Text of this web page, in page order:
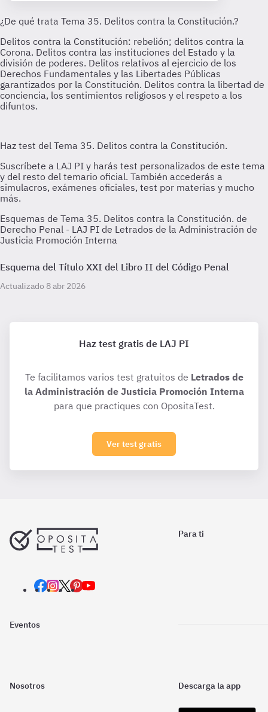
Esquemas de Tema 35. Delitos contra la Constitución. de
Derecho Penal - LAJ PI de Letrados de la Administración de
Justicia Promoción Interna
Esquema del Título XXI del Libro II del Código Penal
Actualizado 8 abr 2026
Haz test gratis de LAJ PI
Te facilitamos varios test gratuitos de Letrados de
la Administración de Justicia Promoción Interna
para que practiques con OpositaTest.
Ver test gratis
Para ti
Eventos
Nosotros Descarga la app